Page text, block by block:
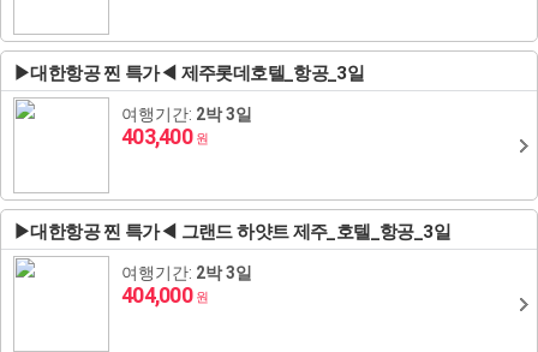
호치민/판티엣(무이네)/사파
마닐라
클락
루앙프라방
타이베이
가오슝
브루나이
브루나이
싱가포르
인도/네팔
다카마츠/나오시마/마츠야마
아제르바이잔
포르투갈
튀르키예(터키)
그리스/이집트
케냐/남아공
황산
서안
하이난
몽골/내몽고
▶대한항공 찐 특가◀ 제주롯데호텔_항공_3일
여행기간: 2박 3일
403,400 원
▶대한항공 찐 특가◀ 그랜드 하얏트 제주_호텔_항공_3일
여행기간: 2박 3일
404,000 원